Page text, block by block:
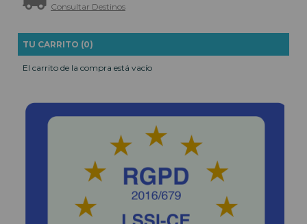
Consultar Destinos
TU CARRITO (0)
El carrito de la compra está vacío